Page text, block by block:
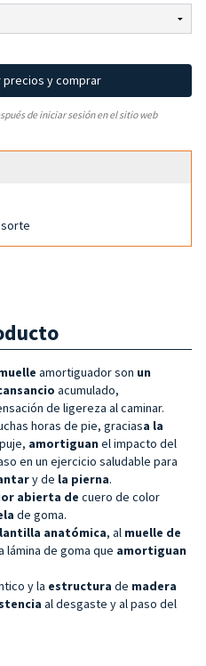
precios y comprar
de iniciar sesión en el sitio web
amortiguador son un
acumulado,
de ligereza al caminar.
horas de pie, graciasa la
amortiguan el impacto del
en un ejercicio saludable para
y de la pierna.
abierta de cuero de color
de goma.
anatómica, al muelle de
lámina de goma que amortiguan
y la estructura de madera
al desgaste y al paso del